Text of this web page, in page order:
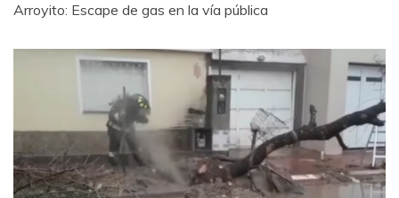
Arroyito: Escape de gas en la vía pública